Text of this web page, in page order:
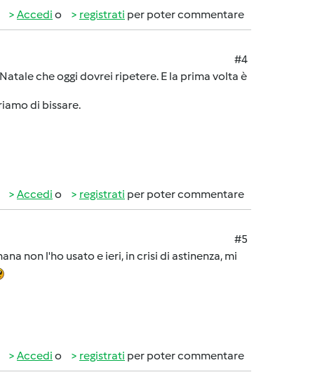
Accedi o registrati per poter commentare
#4
che oggi dovrei ripetere. E la prima volta è
di bissare.
Accedi o registrati per poter commentare
#5
non l'ho usato e ieri, in crisi di astinenza, mi
Accedi o registrati per poter commentare